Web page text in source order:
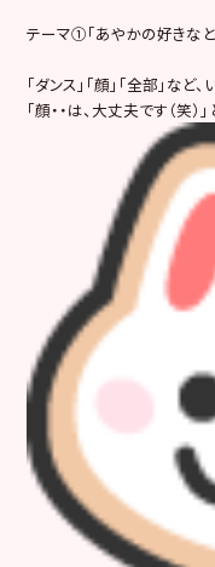
テーマ①「あやかの好きなと
「ダンス」「顔」「全部」な
「顔・・は、大丈夫です（笑